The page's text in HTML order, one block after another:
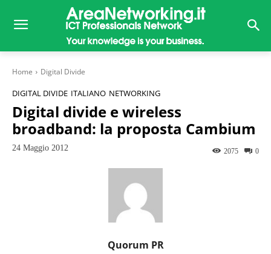
Home Digital Divide
DIGITAL DIVIDE ITALIANO NETWORKING
Digital divide e wireless
broadband: la proposta Cambium
24 Maggio 2012 0
2075
Quorum PR